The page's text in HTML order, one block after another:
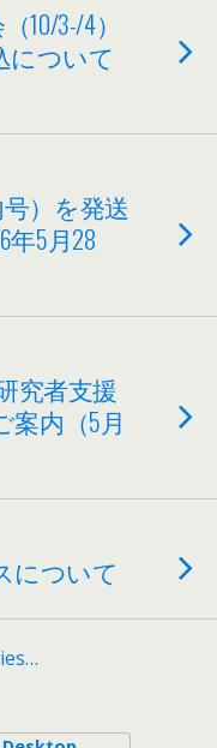
10/3-/4）
について
）を発送
5月28
究者支援
案内（5月
について